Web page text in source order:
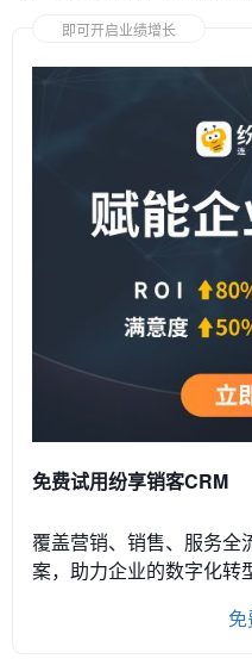
即可开启业绩增长
免费试用纷享销客CRM
覆盖营销、销售、服务全
案，助力企业的数字化转